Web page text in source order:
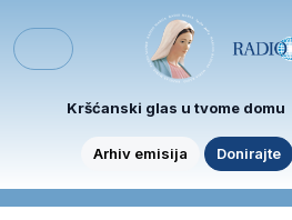
Menu
Kršćanski glas u tvome domu
Arhiv emisija Donirajte